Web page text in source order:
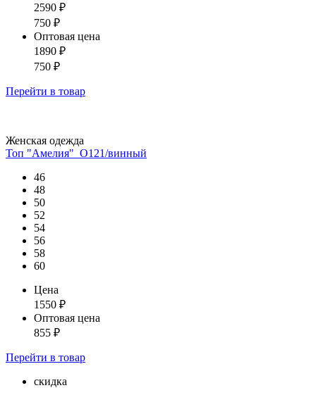
2590 ₽
750 ₽
Оптовая цена
1890 ₽
750 ₽
Перейти в товар
Женская одежда
Топ "Амелия"_О121/винный
46
48
50
52
54
56
58
60
Цена
1550 ₽
Оптовая цена
855 ₽
Перейти в товар
скидка